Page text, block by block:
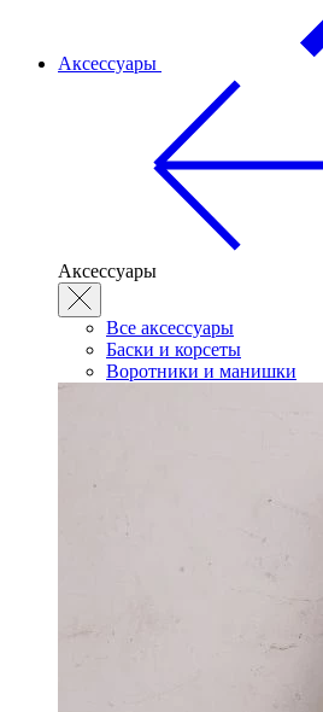
Аксессуары
Аксессуары
Все аксессуары
Баски и корсеты
Воротники и манишки